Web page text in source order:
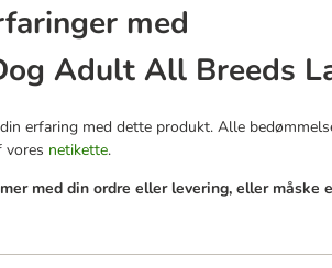
med
Adult All Breeds
erfaring med dette produkt. Alle
vores netikette.
med din ordre eller levering, eller